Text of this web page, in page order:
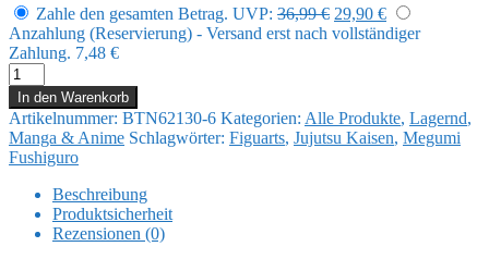
Zahle den gesamten Betrag. UVP: 36,99€ Ursprünglicher
Preis
29,90 €Aktueller
Preis
Anzahlung (Reservierung) - Versand erst nach vollständiger
Zahlung. 7,48 €
Jujutsu
Kaisen
Figuarts
mini
Actionfigur
Megumi
Fushiguro
Menge
In den Warenkorb
Artikelnummer: BTN62130-6 Kategorien: Alle Produkte, Lagernd,
Manga & Anime Schlagwörter: Figuarts, Jujutsu Kaisen, Megumi
Fushiguro
Beschreibung
Produktsicherheit
Rezensionen (0)